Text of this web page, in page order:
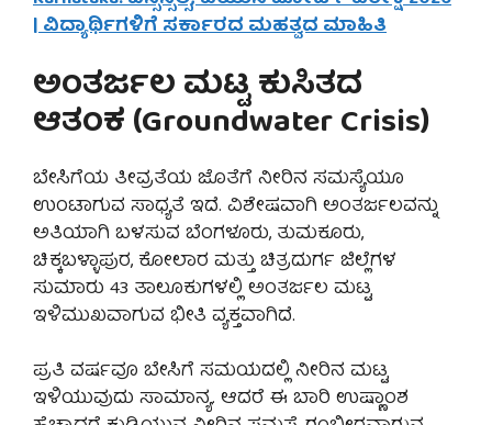
| ವಿದ್ಯಾರ್ಥಿಗಳಿಗೆ ಸರ್ಕಾರದ ಮಹತ್ವದ ಮಾಹಿತಿ
ಅಂತರ್ಜಲ ಮಟ್ಟ ಕುಸಿತದ
ಆತಂಕ (Groundwater Crisis)
ಬೇಸಿಗೆಯ ತೀವ್ರತೆಯ ಜೊತೆಗೆ ನೀರಿನ ಸಮಸ್ಯೆಯೂ
ಉಂಟಾಗುವ ಸಾಧ್ಯತೆ ಇದೆ. ವಿಶೇಷವಾಗಿ ಅಂತರ್ಜಲವನ್ನು
ಅತಿಯಾಗಿ ಬಳಸುವ ಬೆಂಗಳೂರು, ತುಮಕೂರು,
ಚಿಕ್ಕಬಳ್ಳಾಪುರ, ಕೋಲಾರ ಮತ್ತು ಚಿತ್ರದುರ್ಗ ಜಿಲ್ಲೆಗಳ
ಸುಮಾರು 43 ತಾಲೂಕುಗಳಲ್ಲಿ ಅಂತರ್ಜಲ ಮಟ್ಟ
ಇಳಿಮುಖವಾಗುವ ಭೀತಿ ವ್ಯಕ್ತವಾಗಿದೆ.
ಪ್ರತಿ ವರ್ಷವೂ ಬೇಸಿಗೆ ಸಮಯದಲ್ಲಿ ನೀರಿನ ಮಟ್ಟ
ಇಳಿಯುವುದು ಸಾಮಾನ್ಯ. ಆದರೆ ಈ ಬಾರಿ ಉಷ್ಣಾಂಶ